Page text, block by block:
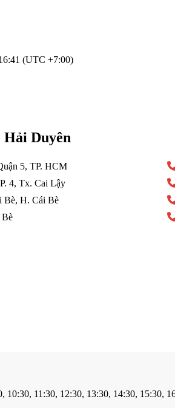
(UTC +7:00)
Hải Duyên
5, TP. HCM
4, Tx. Cai Lậy
Bè, H. Cái Bè
10:30, 11:30, 12:30, 13:30, 14:30, 15:30,